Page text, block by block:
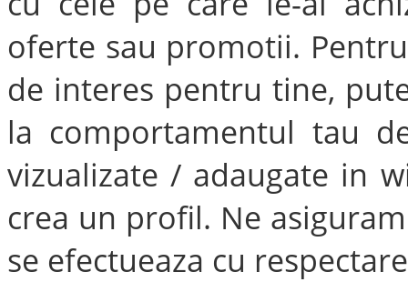
oferte sau promotii.
de interes pentru tine,
la comportamentul tau
vizualizate / adaugate in
crea un profil. Ne
se efectueaza cu